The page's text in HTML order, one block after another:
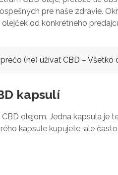
pre naše zdravie.
od konkrétneho
(ne) užívať CBD – Všetko
kapsulí
olejom. Jedna kapsula je
kapsule kupujete, ale